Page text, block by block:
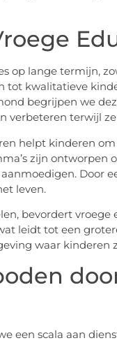
op lange termijn,
tot kwalitatieve
begrijpen we
verbeteren terwijl
helpt kinderen
zijn
Door
leven.
bevordert
leidt tot een
waar
een scala aan